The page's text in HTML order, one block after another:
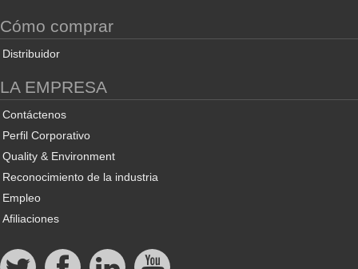
Cómo comprar
Distribuidor
LA EMPRESA
Contáctenos
Perfil Corporativo
Quality & Environment
Reconocimiento de la industria
Empleo
Afiliaciones